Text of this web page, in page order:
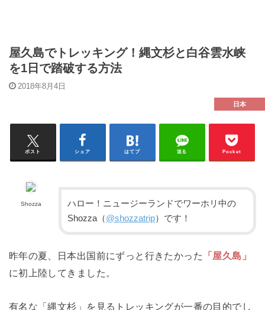
屋久島でトレッキング！縄文杉と白谷雲水峡
を1日で踏破する方法
2018年8月4日
日本
ポスト シェア はてブ 送る Pocket
Shozza
ハロー！ニュージーランドでワーホリ中の
Shozza（@shozzatrip）です！
昨年の夏、日本出国前にずっと行きたかった
「屋久島」
に初上陸してきました。
有名な「縄文杉」を見るトレッキングが一番の目的でし